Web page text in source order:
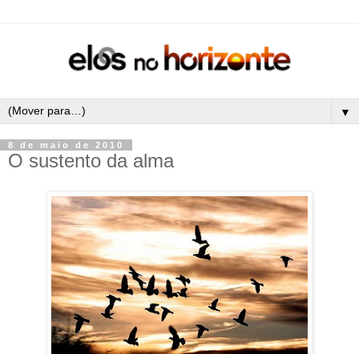
▼
8 de maio de 2010
O sustento da alma